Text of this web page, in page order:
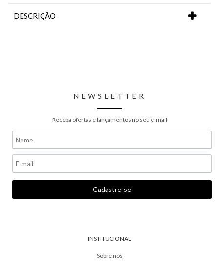
DESCRIÇÃO
NEWSLETTER
Receba ofertas e lançamentos no seu e-mail
INSTITUCIONAL
Sobre nós